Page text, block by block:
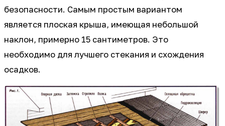
безопасности. Самым простым вариантом
является плоская крыша, имеющая небольшой
наклон, примерно 15 сантиметров. Это
необходимо для лучшего стекания и схождения
осадков.